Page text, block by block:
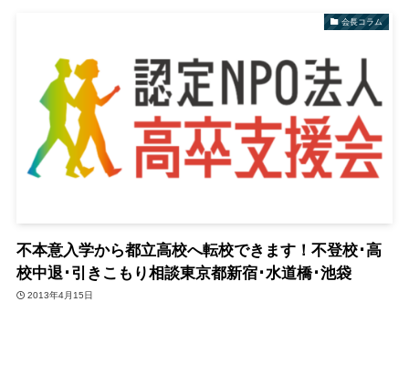
会長コラム
不本意入学から都立高校へ転校できます！不登校･高
校中退･引きこもり相談東京都新宿･水道橋･池袋
2013年4月15日